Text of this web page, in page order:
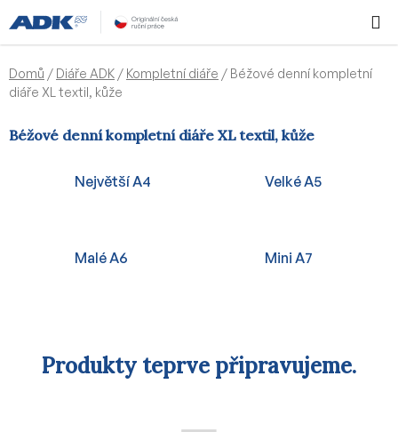
na
obsah
KOŠÍK
Domů / Diáře ADK / Kompletní diáře / Béžové denní kompletní
diáře XL textil, kůže
Béžové denní kompletní diáře XL textil, kůže
Největší A4 Velké A5
Malé A6 Mini A7
Produkty teprve připravujeme.